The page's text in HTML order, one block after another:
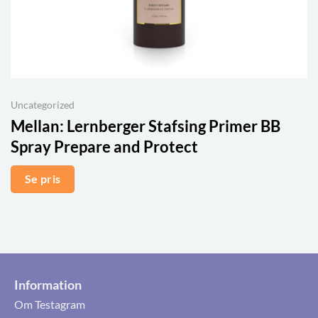
Uncategorized
Mellan: Lernberger Stafsing Primer BB
Spray Prepare and Protect
Se pris
Information
Om Testagram